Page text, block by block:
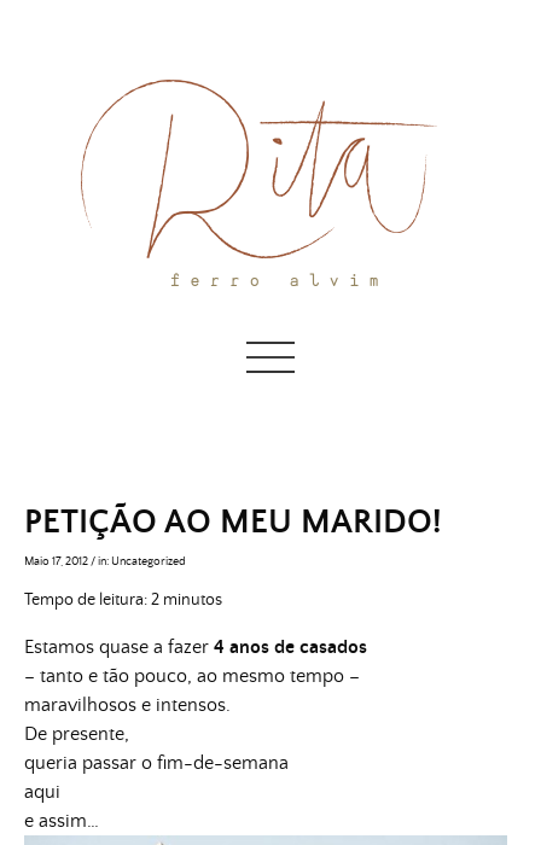
PETIÇÃO AO MEU MARIDO!
Maio 17, 2012/in: Uncategorized
Tempo de leitura:2 minutos
Estamos quase a fazer 4 anos de casados
– tanto e tão pouco, ao mesmo tempo –
maravilhosos e intensos.
De presente,
queria passar o fim-de-semana
aqui
e assim…